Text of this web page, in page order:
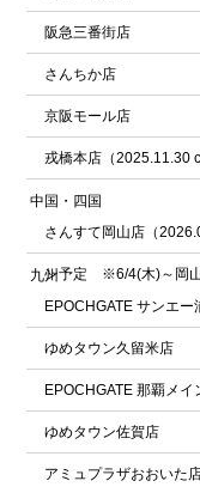
阪急三番街店
さんちか店
京阪モール店
戎橋本店（2025.11.30
中国・四国
さんすて岡山店（
ン予定 ※6/4(木)～岡山
九州
EPOCHGATE サンエ
ゆめタウン久留米店
EPOCHGATE 那覇メイ
ゆめタウン佐賀店
アミュプラザおおいた